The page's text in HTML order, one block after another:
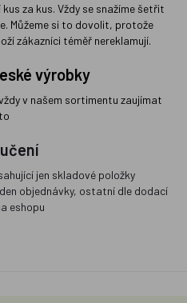
kus za kus. Vždy se snažíme šetřit
Můžeme si to dovolit, protože
zákazníci téměř nereklamují.
výrobky
v našem sortimentu zaujímat
jen skladové položky
objednávky, ostatní dle dodací
eshopu